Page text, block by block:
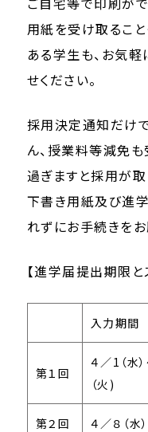
用紙を受け取ること
ある学生も、お気
せください。
採用決定通知だけ
ん、授業料等減免
過ぎますと採用が取
下書き用紙及び進
れずにお手続きをお
【進学届提出期限と
入力期間
第１回
４／1（水
（火)
第２回 ４／８（